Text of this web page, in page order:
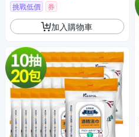
挑戰低價 券
加入購物車